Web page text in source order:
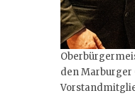
den Marburger